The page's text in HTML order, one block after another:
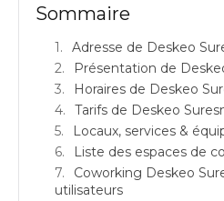
Sommaire
Adresse de Deskeo
Présentation de
Horaires de Deskeo
Tarifs de Deskeo
Locaux, services &
Liste des espaces de
Coworking Deskeo
utilisateurs